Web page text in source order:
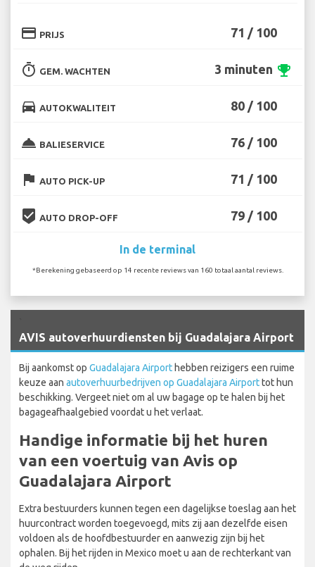
credit_card PRIJS 71 / 100
timer GEM. WACHTEN 3 minuten emoji_events
directions_car AUTOKWALITEIT 80 / 100
room_service BALIESERVICE 76 / 100
flag AUTO PICK-UP 71 / 100
beenhere AUTO DROP-OFF 79 / 100
In de terminal
*Berekening gebaseerd op 14 recente reviews van 160 totaal aantal reviews.
AVIS autoverhuurdiensten bij Guadalajara Airport
Bij aankomst op Guadalajara Airporthebben reizigers een ruime
keuze aan autoverhuurbedrijven op Guadalajara Airporttot hun
beschikking. Vergeet niet om al uw bagage op te halen bij het
bagageafhaalgebied voordat u het verlaat.
Handige informatie bij het huren
van een voertuig van Avis op
Guadalajara Airport
Extra bestuurders kunnen tegen een dagelijkse toeslag aan het
huurcontract worden toegevoegd, mits zij aan dezelfde eisen
voldoen als de hoofdbestuurder en aanwezig zijn bij het
ophalen. Bij het rijden in Mexico moet u aan de rechterkant van